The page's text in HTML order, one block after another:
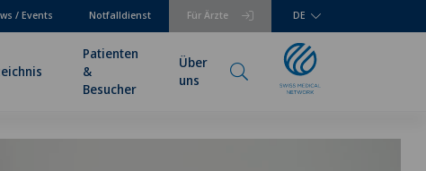
Für Ärzte
/ Events Notfalldienst DE
Patienten
&
Besucher
Über
uns